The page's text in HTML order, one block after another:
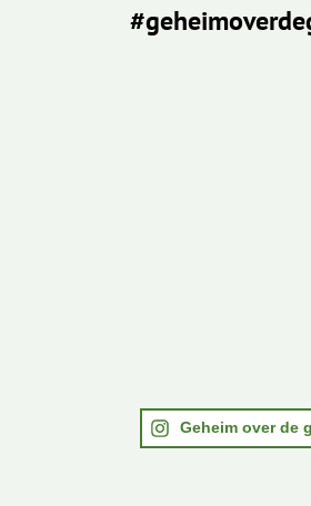
Geheim over de